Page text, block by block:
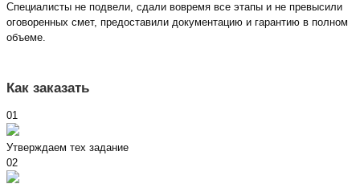
Специалисты не подвели, сдали вовремя все этапы и не превысили
оговоренных смет, предоставили документацию и гарантию в полном
объеме.
Как заказать
01
Утверждаем тех задание
02